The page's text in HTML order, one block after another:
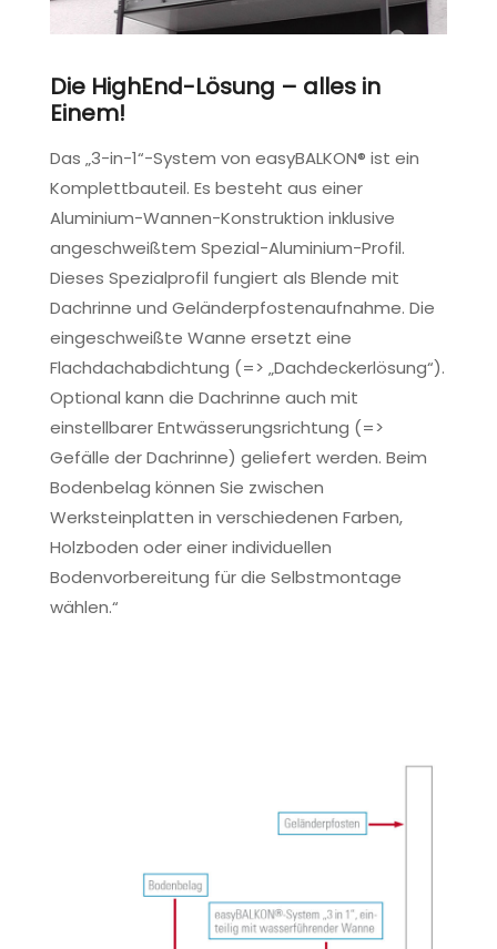
Die HighEnd-Lösung – alles in
Einem!
Das „3-in-1“-System von easyBALKON® ist ein
Komplettbauteil. Es besteht aus einer
Aluminium-Wannen-Konstruktion inklusive
angeschweißtem Spezial-Aluminium-Profil.
Dieses Spezialprofil fungiert als Blende mit
Dachrinne und Geländerpfostenaufnahme. Die
eingeschweißte Wanne ersetzt eine
Flachdachabdichtung (=> „Dachdeckerlösung“).
Optional kann die Dachrinne auch mit
einstellbarer Entwässerungsrichtung (=>
Gefälle der Dachrinne) geliefert werden. Beim
Bodenbelag können Sie zwischen
Werksteinplatten in verschiedenen Farben,
Holzboden oder einer individuellen
Bodenvorbereitung für die Selbstmontage
wählen.“